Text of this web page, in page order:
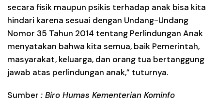
secara fisik maupun psikis terhadap anak bisa kita
hindari karena sesuai dengan Undang-Undang
Nomor 35 Tahun 2014 tentang Perlindungan Anak
menyatakan bahwa kita semua, baik Pemerintah,
masyarakat, keluarga, dan orang tua bertanggung
jawab atas perlindungan anak,” tuturnya.
Sumber : Biro Humas Kementerian Kominfo